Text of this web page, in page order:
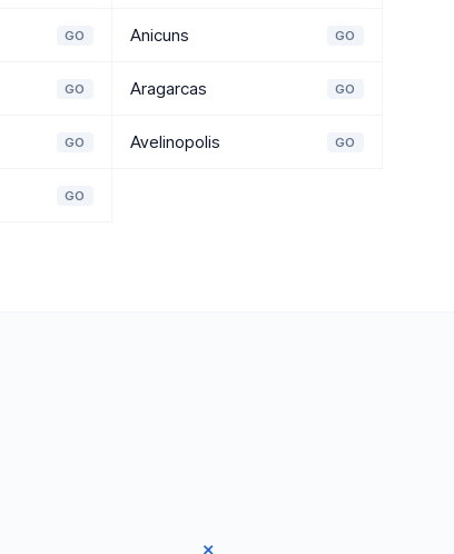
GO Anicuns GO
GO Aragarcas GO
GO Avelinopolis GO
GO